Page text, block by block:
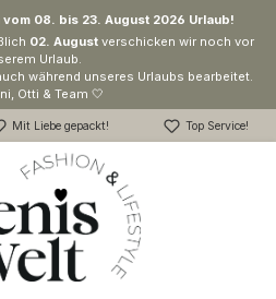
08. bis 23. August 2026 Urlaub!
02. August verschicken wir noch vor
Urlaub.
während unseres Urlaubs bearbeitet.
Otti & Team 🤍
Mit Liebe gepackt! Top Service!